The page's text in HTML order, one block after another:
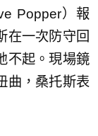
Popper）報
在一次防守回
不起。現場鏡
曲，桑托斯表